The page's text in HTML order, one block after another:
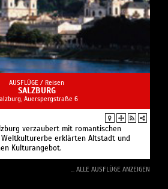
AUSFLÜGE / Reisen
SALZBURG
Auerspergstraße 6
verzaubert mit romantischen
Weltkulturerbe erklärten Altstadt und
Kulturangebot.
... ALLE AUSFLÜGE ANZEIGEN